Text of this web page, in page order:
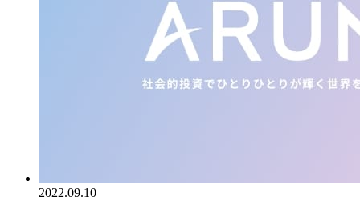
2022.09.10